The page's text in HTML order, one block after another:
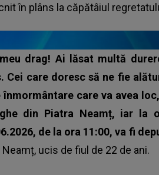
în plâns la căpătâiul
drag! Ai lăsat multă
Cei care doresc să ne fie
care va avea
din Piatra Neamț, iar la
de la ora 11:00, va fi
ucis de fiul de 22 de ani.